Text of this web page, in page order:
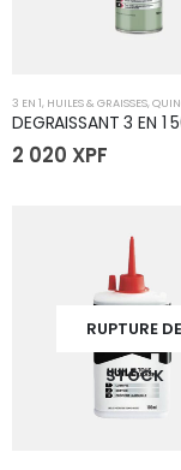
3 EN 1, HUILES & GRAISSES,
DEGRAISSANT 3 EN 1
2 020 XPF
RUPTURE DE
STOCK